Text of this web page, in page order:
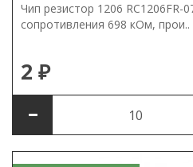
Чип резистор 1206 RC1206FR-
сопротивления 698 кОм, прои..
2 ₽